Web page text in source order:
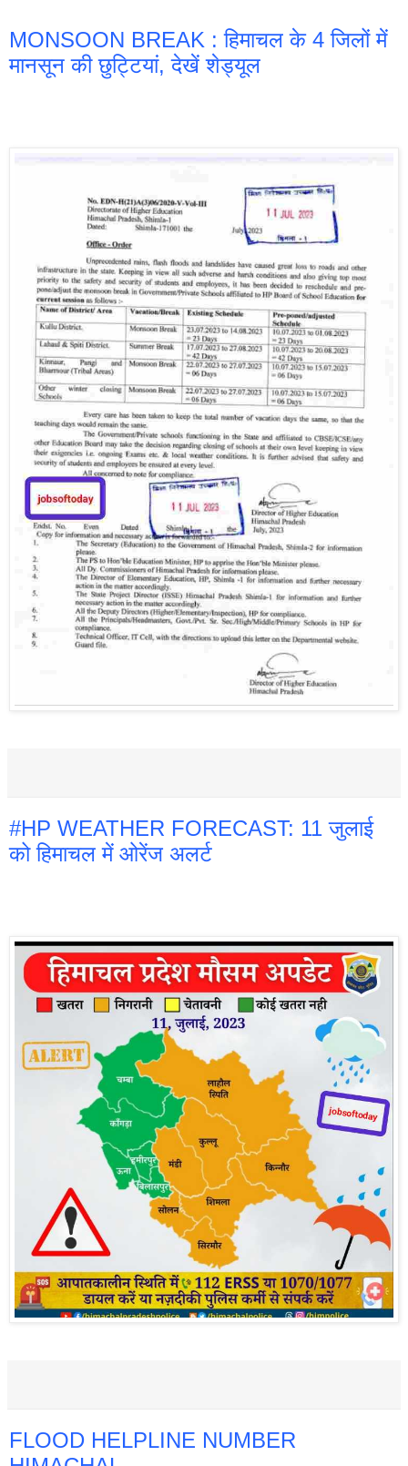
MONSOON BREAK : हिमाचल के 4 जिलों में
मानसून की छुट्टियां, देखें शेड्यूल
#HP WEATHER FORECAST: 11 जुलाई
को हिमाचल में ओरेंज अलर्ट
FLOOD HELPLINE NUMBER